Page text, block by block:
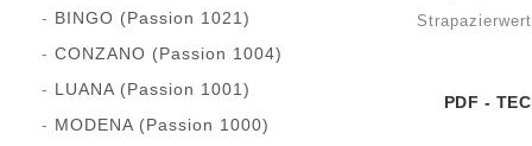
BINGO (Passion 1021)
CONZANO (Passion 1004)
LUANA (Passion 1001)
MODENA (Passion 1000)
PDF -